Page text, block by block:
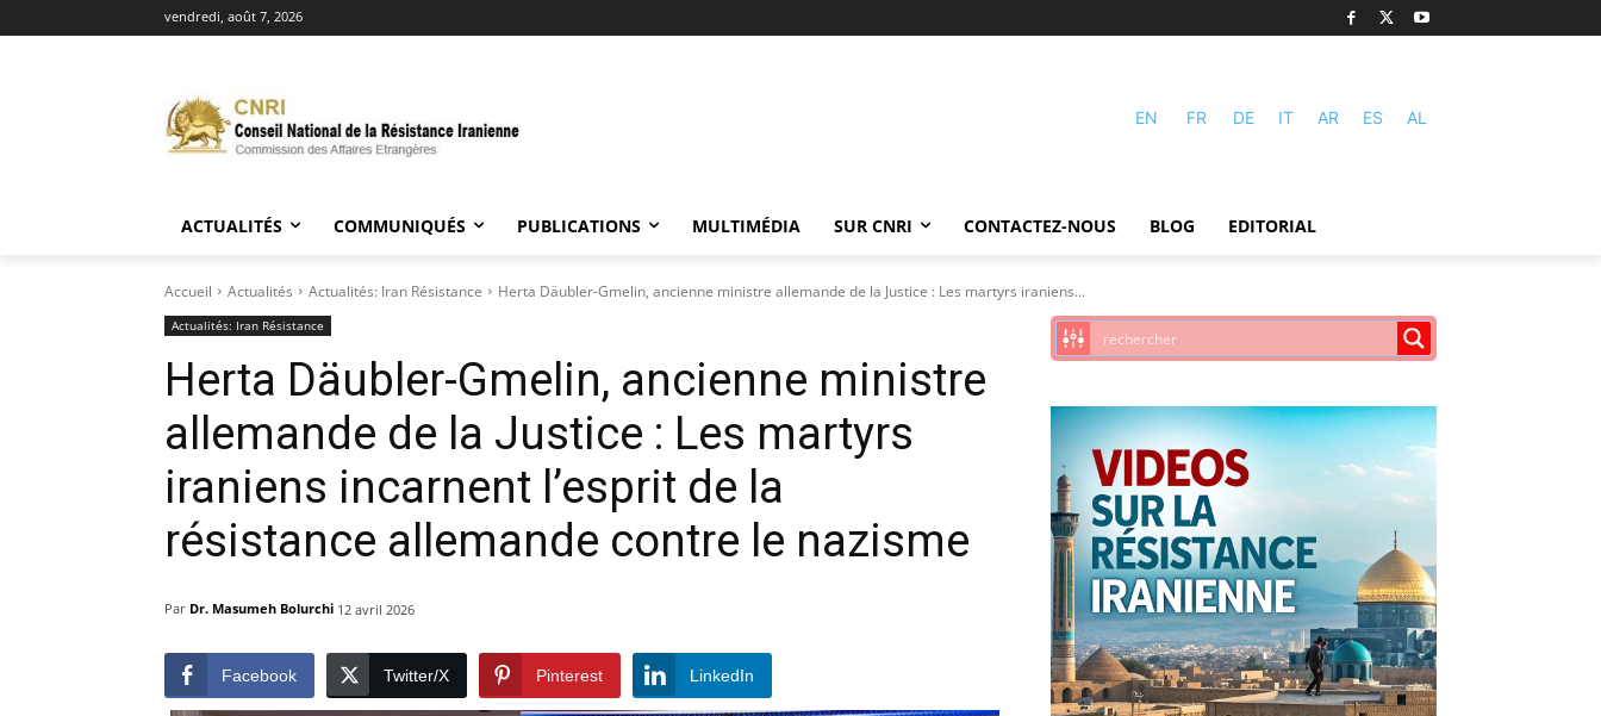
vendredi, août 7, 2026
EN FR DE IT AR ES AL
ACTUALITÉS COMMUNIQUÉS PUBLICATIONS MULTIMÉDIA SUR CNRI CONTACTEZ-NOUS BLOG EDITORIAL
Accueil Actualités Actualités: Iran Résistance Herta Däubler-Gmelin, ancienne ministre allemande de la Justice : Les martyrs iraniens...
Actualités: Iran Résistance
Herta Däubler-Gmelin, ancienne ministre
allemande de la Justice : Les martyrs
iraniens incarnent l’esprit de la
résistance allemande contre le nazisme
Par Dr. Masumeh Bolurchi 12 avril 2026
Facebook Twitter/X Pinterest LinkedIn